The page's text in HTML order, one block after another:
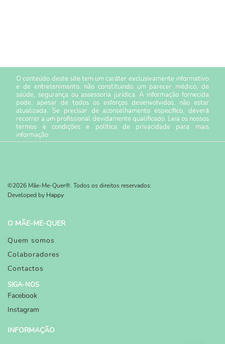
O conteúdo deste site tem um caráter exclusivamente informativo
e de entretenimento, não constituindo um parecer médico, de
saúde, segurança ou assessoria jurídica. A informação fornecida
pode, apesar de todos os esforços desenvolvidos, não estar
atualizada. Se precisar de aconselhamento específico, deverá
recorrer a um profissional devidamente qualificado. Leia os nossos
termos e condiçõese política de privacidade para mais
informação.
©2026 Mãe-Me-Quer®. Todos os direitos reservados.
Developed by Happy
O MÃE-ME-QUER
Quem somos
Colaboradores
Contactos
SIGA-NOS
Facebook
Instagram
INFORMAÇÃO